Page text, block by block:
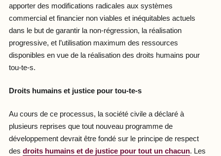
apporter des modifications radicales aux systèmes
commercial et financier non viables et inéquitables actuels
dans le but de garantir la non-régression, la réalisation
progressive, et l’utilisation maximum des ressources
disponibles en vue de la réalisation des droits humains pour
tou-te-s.
Droits humains et justice pour tou-te-s
Au cours de ce processus, la société civile a déclaré à
plusieurs reprises que tout nouveau programme de
développement devrait être fondé sur le principe de respect
des droits humains et de justice pour tout un chacun. Les